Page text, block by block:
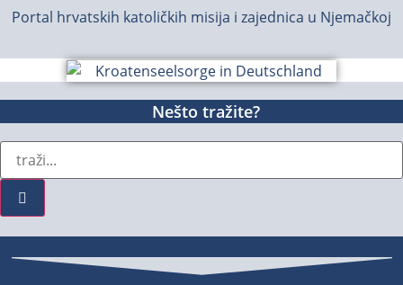
Portal hrvatskih katoličkih misija i zajednica u Njemačkoj
Nešto tražite?